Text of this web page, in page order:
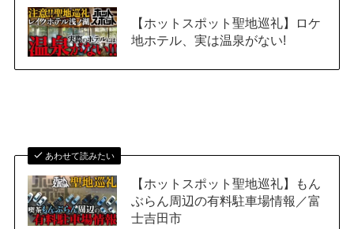
【ホットスポット聖地巡礼】ロケ
地ホテル、実は温泉がない!
あわせて読みたい
【ホットスポット聖地巡礼】もん
ぶらん周辺の有料駐車場情報／富
士吉田市